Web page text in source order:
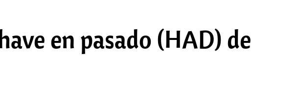
en pasado (HAD) de